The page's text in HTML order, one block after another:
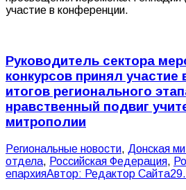
участие в конференции.
Руководитель сектора
конкурсов принял участие
итогов регионального
нравственный подвиг
митрополии
Pегиональные новости, Донская
отдела, Российская Федерация,
епархияАвтор: Редактор Сайта